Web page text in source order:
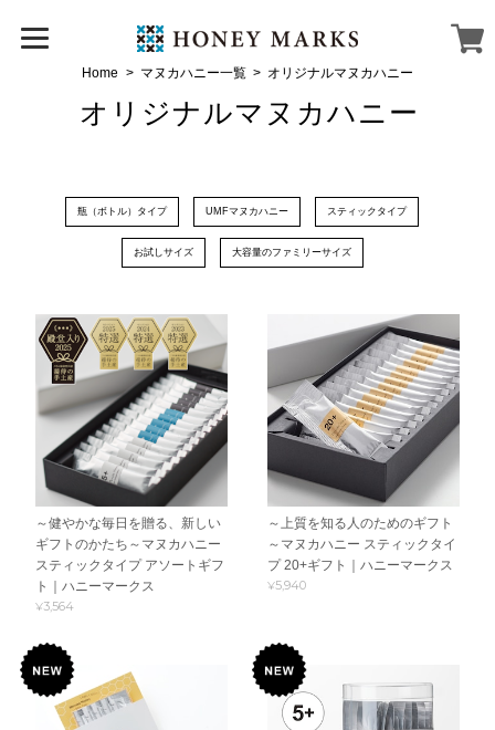
Home マヌカハニー一覧 オリジナルマヌカハニー
オリジナルマヌカハニー
瓶（ボトル）タイプ UMFマヌカハニー スティックタイプ
お試しサイズ 大容量のファミリーサイズ
～健やかな毎日を贈る、新しい
ギフトのかたち～マヌカハニー
スティックタイプ アソートギフ
ト｜ハニーマークス
¥3,564
～上質を知る人のためのギフト
～マヌカハニー スティックタイ
プ 20+ギフト｜ハニーマークス
¥5,940